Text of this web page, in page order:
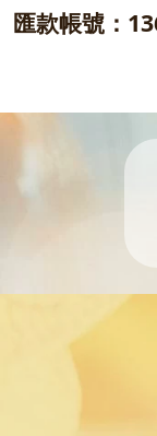
匯款帳號：